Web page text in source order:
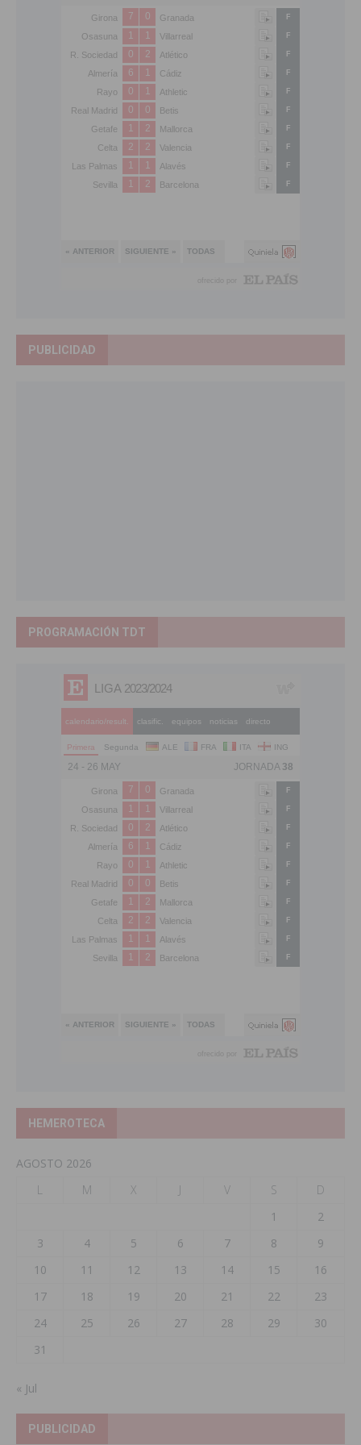
PUBLICIDAD
PROGRAMACIÓN TDT
HEMEROTECA
AGOSTO 2026
L
M X J V S
D
1
2
3
4 5 6 7 8
9
10
11 12 13 14 15
16
17
18 19 20 21 22
23
24
25 26 27 28 29
30
31
« Jul
PUBLICIDAD